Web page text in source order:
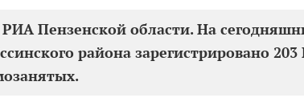
РИА Пензенской области. На
района зарегистрировано